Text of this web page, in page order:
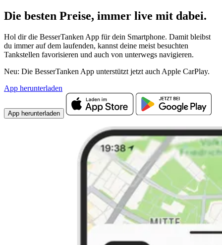
Die besten Preise, immer live mit dabei.
Hol dir die BesserTanken App für dein Smartphone. Damit bleibst
du immer auf dem laufenden, kannst deine meist besuchten
Tankstellen favorisieren und auch von unterwegs navigieren.
Neu: Die BesserTanken App unterstützt jetzt auch Apple CarPlay.
App herunterladen
App herunterladen